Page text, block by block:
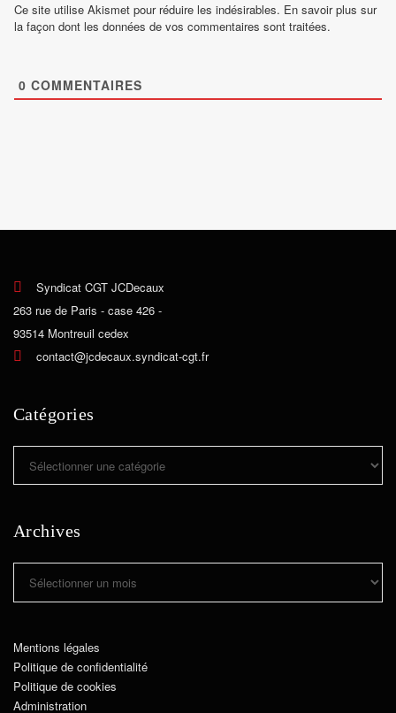
Ce site utilise Akismet pour réduire les indésirables. En savoir plus sur
la façon dont les données de vos commentaires sont traitées.
0 COMMENTAIRES
Syndicat CGT JCDecaux
263 rue de Paris - case 426 -
93514 Montreuil cedex
contact@jcdecaux.syndicat-cgt.fr
Catégories
Archives
Mentions légales
Politique de confidentialité
Politique de cookies
Administration